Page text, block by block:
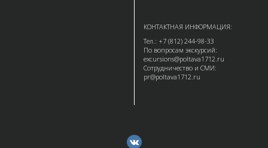
КОНТАКТНАЯ ИНФОРМАЦИЯ:
Тел.: +7 (812) 244-98-33
По вопросам экскурсий:
excursions@poltava1712.ru
Сотрудничество и СМИ:
pr@poltava1712.ru